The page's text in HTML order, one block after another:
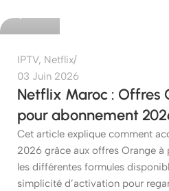
IPTV, Netflix
03 Juin 2026
Netflix Maroc : Offres
pour abonnement
Cet article explique comment
2026 grâce aux offres Orange
les différentes formules
simplicité d’activation pour